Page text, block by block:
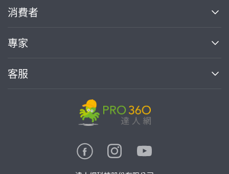
關於我們
部落格
加入我們
消費者
買服務
熱門服務
專家
案件中心
客服